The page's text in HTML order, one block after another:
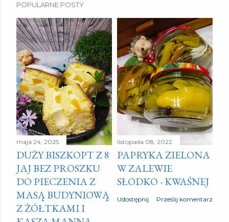
POPULARNE POSTY
maja 24, 2025
DUŻY BISZKOPT Z 8
JAJ BEZ PROSZKU
DO PIECZENIA Z
MASĄ BUDYNIOWĄ
Z ŻÓŁTKAMI I
listopada 08, 2022
PAPRYKA ZIELONA
W ZALEWIE
SŁODKO - KWAŚNEJ
Udostępnij Prześlij komentarz